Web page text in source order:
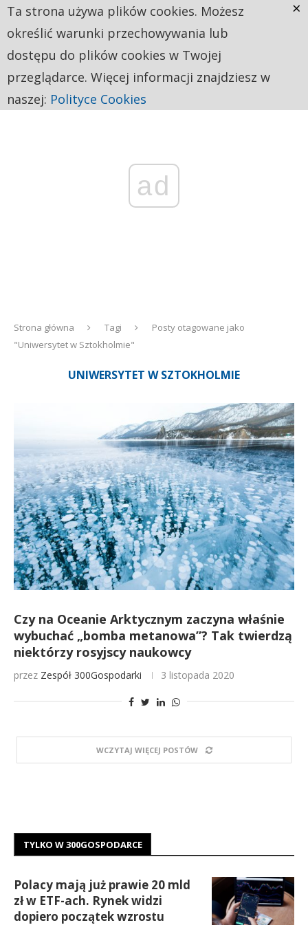
ad
Strona główna Tagi
Posty otagowane jako
"Uniwersytet w Sztokholmie"
UNIWERSYTET W SZTOKHOLMIE
Czy na Oceanie Arktycznym zaczyna właśnie
wybuchać „bomba metanowa”? Tak twierdzą
niektórzy rosyjscy naukowcy
przez Zespół 300Gospodarki 3 listopada 2020
WCZYTAJ WIĘCEJ POSTÓW
TYLKO W 300GOSPODARCE
Polacy mają już prawie 20 mld
zł w ETF-ach. Rynek widzi
dopiero początek wzrostu
Ta strona używa plików cookies. Możesz
określić warunki przechowywania lub
dostępu do plików cookies w Twojej
przeglądarce. Więcej informacji znajdziesz w
naszej: Polityce Cookies
×